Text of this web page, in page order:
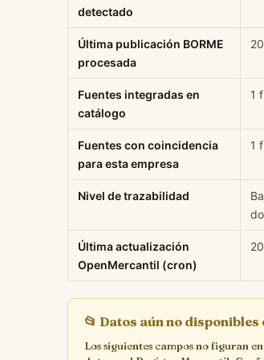
detectado
Última publicación BORME
procesada
Fuentes integradas en
catálogo
1
Fuentes con coincidencia
para esta empresa
1
Nivel de trazabilidad
Última actualización
OpenMercantil (cron)
📂 Datos aún no
Los siguientes campos no figuran